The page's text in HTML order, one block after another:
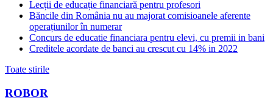
Lecții de educație financiară pentru profesori
Băncile din România nu au majorat comisioanele aferente
operațiunilor în numerar
Concurs de educatie financiara pentru elevi, cu premii in bani
Creditele acordate de banci au crescut cu 14% in 2022
Toate stirile
ROBOR